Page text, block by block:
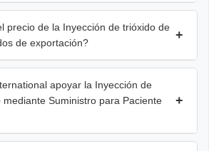
precio de la Inyección de trióxido de
de exportación?
+
apoyar la Inyección de
Suministro para Paciente
+